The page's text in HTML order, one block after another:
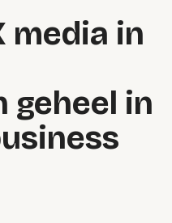
media in
geheel in